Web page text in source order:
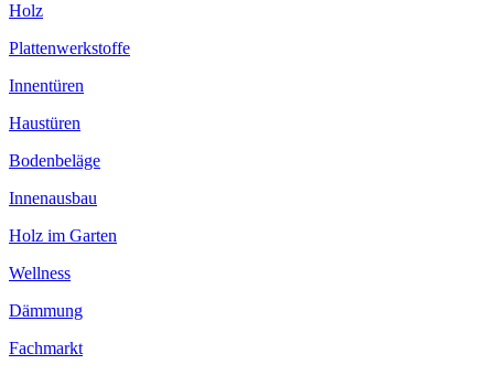
Holz
Plattenwerkstoffe
Innentüren
Haustüren
Bodenbeläge
Innenausbau
Holz im Garten
Wellness
Dämmung
Fachmarkt